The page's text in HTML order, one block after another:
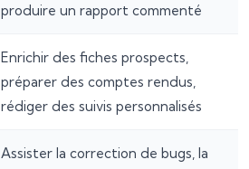
produire un rapport commenté
Enrichir des fiches prospects,
préparer des comptes rendus,
rédiger des suivis personnalisés
Assister la correction de bugs, la